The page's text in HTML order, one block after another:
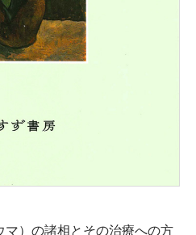
マ）の諸相とその治療への方